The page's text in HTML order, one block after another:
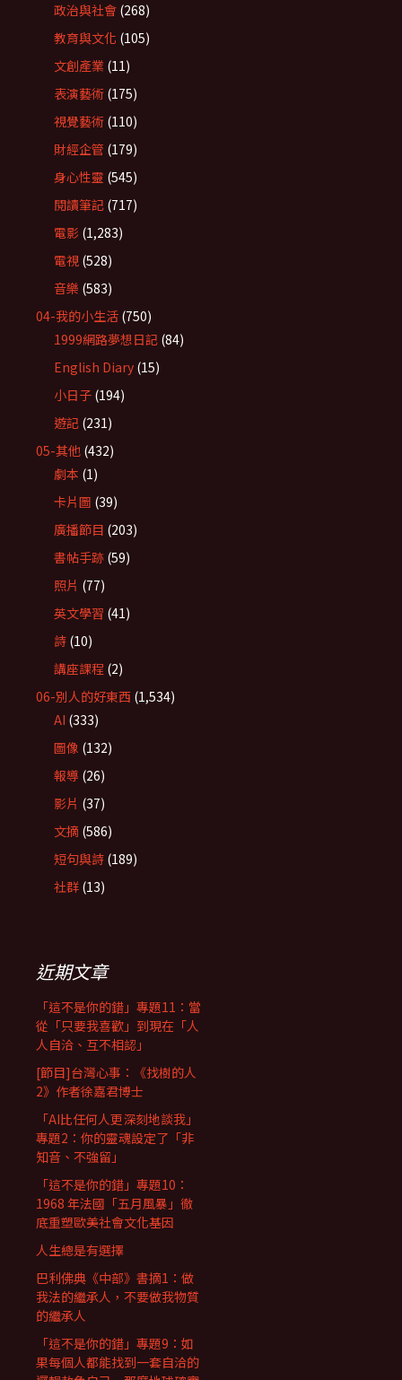
政治與社會 (268)
教育與文化 (105)
文創產業 (11)
表演藝術 (175)
視覺藝術 (110)
財經企管 (179)
身心性靈 (545)
閱讀筆記 (717)
電影 (1,283)
電視 (528)
音樂 (583)
04-我的小生活 (750)
1999網路夢想日記 (84)
English Diary (15)
小日子 (194)
遊記 (231)
05-其他 (432)
劇本 (1)
卡片圖 (39)
廣播節目 (203)
書帖手跡 (59)
照片 (77)
英文學習 (41)
詩 (10)
講座課程 (2)
06-別人的好東西 (1,534)
AI (333)
圖像 (132)
報導 (26)
影片 (37)
文摘 (586)
短句與詩 (189)
社群 (13)
近期文章
「這不是你的錯」專題11：當
從「只要我喜歡」到現在「人
人自洽、互不相認」
[節目]台灣心事：《找樹的人
2》作者徐嘉君博士
「AI比任何人更深刻地談我」
專題2：你的靈魂設定了「非
知音、不強留」
「這不是你的錯」專題10：
1968 年法國「五月風暴」徹
底重塑歐美社會文化基因
人生總是有選擇
巴利佛典《中部》書摘1：做
我法的繼承人，不要做我物質
的繼承人
「這不是你的錯」專題9：如
果每個人都能找到一套自洽的